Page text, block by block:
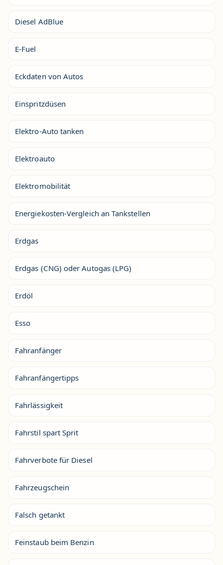
Diesel AdBlue
E-Fuel
Eckdaten von Autos
Einspritzdüsen
Elektro-Auto tanken
Elektroauto
Elektromobilität
Energiekosten-Vergleich an Tankstellen
Erdgas
Erdgas (CNG) oder Autogas (LPG)
Erdöl
Esso
Fahranfänger
Fahranfängertipps
Fahrlässigkeit
Fahrstil spart Sprit
Fahrverbote für Diesel
Fahrzeugschein
Falsch getankt
Feinstaub beim Benzin